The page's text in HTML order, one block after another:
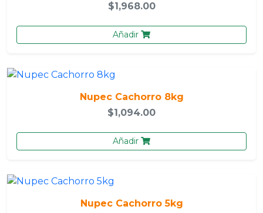
$1,968.00
Añadir
Nupec Cachorro 8kg
$1,094.00
Añadir
Nupec Cachorro 5kg